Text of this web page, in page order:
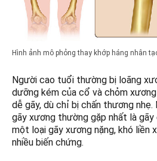
Hình ảnh mô phỏng thay khớp háng nhân
Người cao tuổi thường bị loãng
dưỡng kém của cổ và chỏm
dễ gãy, dù chỉ bị chấn thương
gãy xương thường gặp nhất là
một loại gãy xương nặng, khó liền
nhiều biến chứng.